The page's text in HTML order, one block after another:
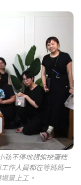
孩不停地想偷挖蛋糕
作人員都在等媽媽一
景上工。